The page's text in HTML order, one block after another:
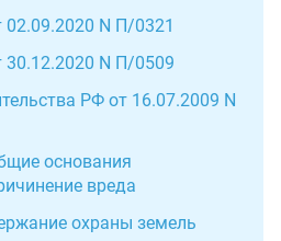
02.09.2020 N П/0321
30.12.2020 N П/0509
РФ от 16.07.2009 N
основания
вреда
охраны земель